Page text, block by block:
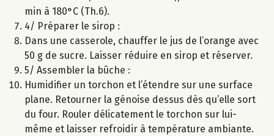
min à 180°C (Th.6).
4/ Préparer le sirop :
Dans une casserole, chauffer le jus de l’orange avec
50 g de sucre. Laisser réduire en sirop et réserver.
5/ Assembler la bûche :
Humidifier un torchon et l’étendre sur une surface
plane. Retourner la génoise dessus dès qu’elle sort
du four. Rouler délicatement le torchon sur lui-
même et laisser refroidir à température ambiante.